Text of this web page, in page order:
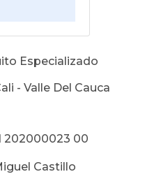
Especializado
- Valle Del Cauca
202000023 00
Castillo